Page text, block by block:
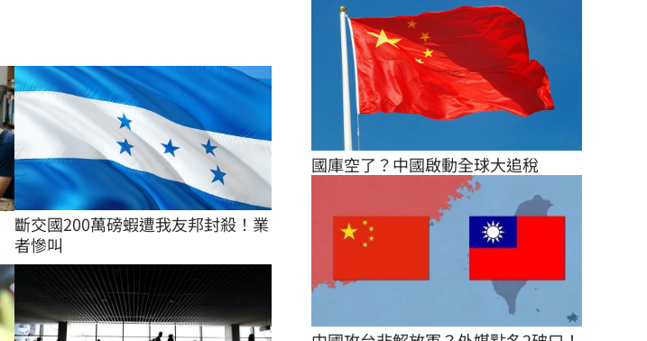
斷交國200萬磅蝦遭我友邦封殺！業
者慘叫
國庫空了？中國啟動全球大追稅